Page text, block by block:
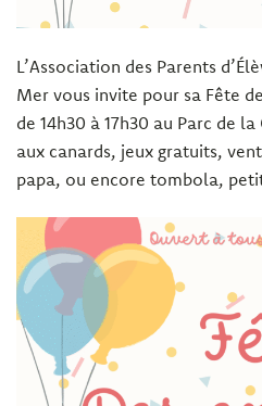
L’Association des Parents
Mer vous invite pour sa Fête
de 14h30 à 17h30 au Parc de
aux canards, jeux gratuits,
papa, ou encore tombola,